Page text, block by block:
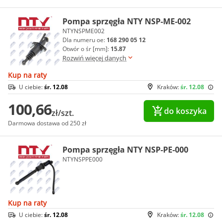
Pompa sprzęgła NTY NSP-ME-002
NTYNSPME002
Dla numeru oe: 168 290 05 12
Otwór o śr [mm]: 15.87
Rozwiń więcej danych
Kup na raty
Kraków:śr. 12.08
U ciebie:śr. 12.08
100,66zł/szt.
Darmowa dostawa od 250 zł
do koszyka
Pompa sprzęgła NTY NSP-PE-000
NTYNSPPE000
Kup na raty
Kraków:śr. 12.08
U ciebie:śr. 12.08